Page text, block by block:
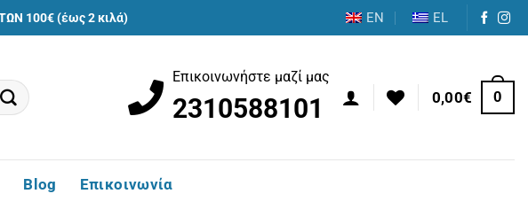
100€ (έως 2 κιλά) EN EL
Επικοινωνήστε μαζί μας
2310588101 0,00€ 0
Blog Επικοινωνία